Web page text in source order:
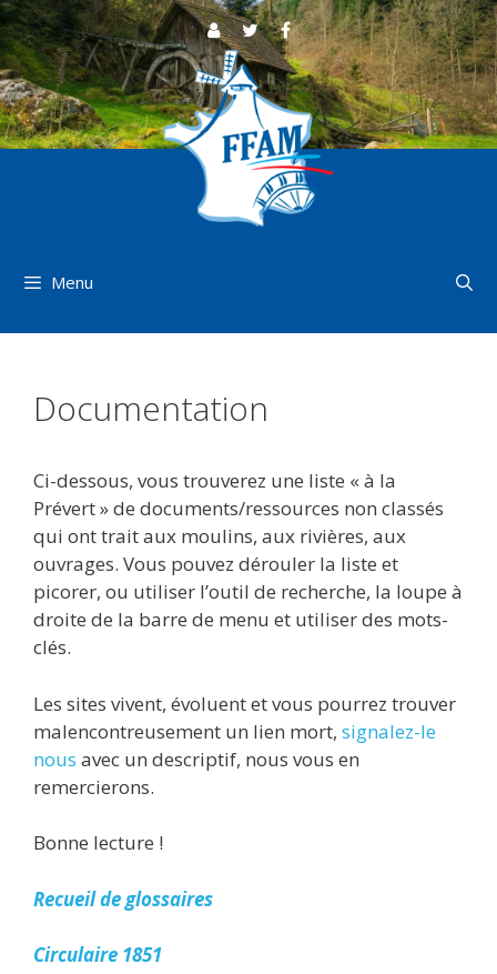
Aller
au
contenu
Menu
Documentation
Ci-dessous, vous trouverez une liste « à la
Prévert » de documents/ressources non classés
qui ont trait aux moulins, aux rivières, aux
ouvrages. Vous pouvez dérouler la liste et
picorer, ou utiliser l’outil de recherche, la loupe à
droite de la barre de menu et utiliser des mots-
clés.
Les sites vivent, évoluent et vous pourrez trouver
malencontreusement un lien mort, signalez-le
nous avec un descriptif, nous vous en
remercierons.
Bonne lecture !
Recueil de glossaires
Circulaire 1851